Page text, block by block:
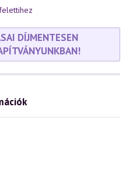
DÍJMENTESEN